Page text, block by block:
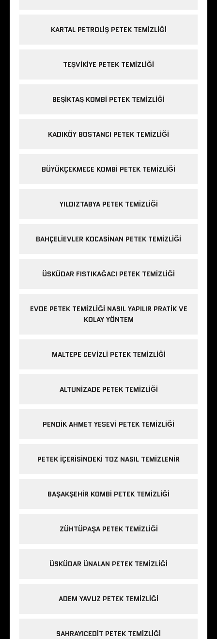
KARTAL PETROLIŞ PETEK TEMIZLIĞI
TEŞVIKIYE PETEK TEMIZLIĞI
BEŞIKTAŞ KOMBI PETEK TEMIZLIĞI
KADIKÖY BOSTANCI PETEK TEMIZLIĞI
BÜYÜKÇEKMECE KOMBI PETEK TEMIZLIĞI
YILDIZTABYA PETEK TEMIZLIĞI
BAHÇELIEVLER KOCASINAN PETEK TEMIZLIĞI
ÜSKÜDAR FISTIKAĞACI PETEK TEMIZLIĞI
EVDE PETEK TEMIZLIĞI NASIL YAPILIR PRATIK VE
KOLAY YÖNTEM
MALTEPE CEVIZLI PETEK TEMIZLIĞI
ALTUNIZADE PETEK TEMIZLIĞI
PENDIK AHMET YESEVI PETEK TEMIZLIĞI
PETEK IÇERISINDEKI TOZ NASIL TEMIZLENIR
BAŞAKŞEHIR KOMBI PETEK TEMIZLIĞI
ZÜHTÜPAŞA PETEK TEMIZLIĞI
ÜSKÜDAR ÜNALAN PETEK TEMIZLIĞI
ADEM YAVUZ PETEK TEMIZLIĞI
SAHRAYICEDIT PETEK TEMIZLIĞI